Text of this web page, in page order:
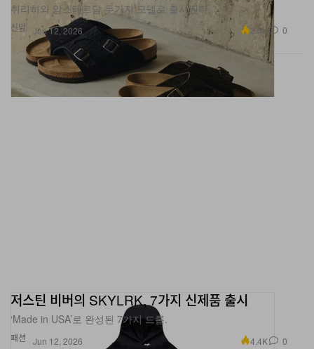
신발
취리히와 암스테르담 두가지 모델로 출시된다.
Jun 12, 2026 2.5K 0
패션
‘Made in USA’로 완성된 7가지 드롭.
Jun 12, 2026